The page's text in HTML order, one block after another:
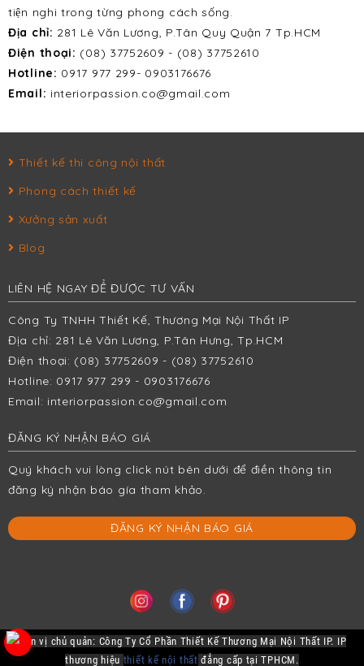
tiện nghi trong từng phong cách sống.
Địa chỉ: 281 Lê Văn Lương, P.Tân Quy Quận 7 Tp.HCM
Điện thoại: (08) 37752609 - (08) 37752610
Hotline: 0917 977 299- 0903176676
Email: interiorpassion.co@gmail.com
Thiết kế thi công nội thất
Phong cách thiết kế
Xưởng sản xuất
Blog
LIÊN HỆ NGAY ĐỂ ĐƯỢC TƯ VẤN
Công Ty TNHH Thiết Kế, Thương Mại Nội Thất IP
Địa chỉ: 281 Lê Văn Lương, P.Tân Hưng, Tp.HCM
Điện thoại: (08) 37752609 - (08) 37752610
Hotline: 0917 977 299 - 0903176676
Email: interiorpassion.co@gmail.com
ĐĂNG KÝ NHẬN BÁO GIÁ
Quý khách vui lòng click nút bên dưới để điền thông tin
đăng ký nhận báo gía tham khảo.
ĐĂNG KÝ NHẬN BÁO GIÁ
Đơn vị chủ quản: Công Ty Cổ Phần Thiết Kế Thương Mại Nội Thất IP. IP
thương hiệu thiết kế nội thất đẳng cấp tại TPHCM.